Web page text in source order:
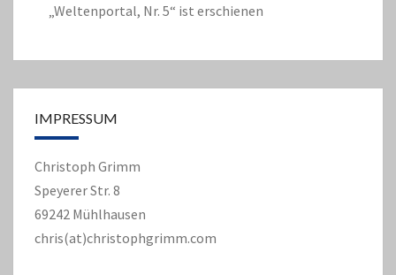
„Weltenportal, Nr. 5“ ist erschienen
IMPRESSUM
Christoph Grimm
Speyerer Str. 8
69242 Mühlhausen
chris(at)christophgrimm.com